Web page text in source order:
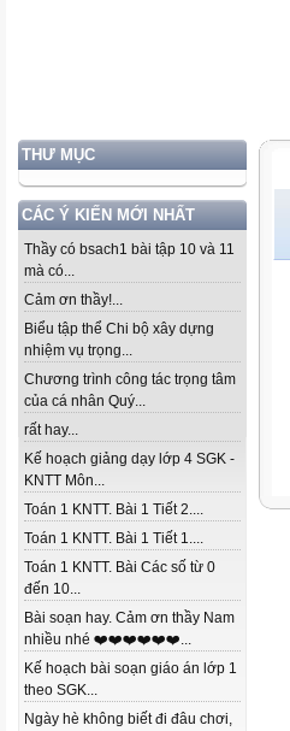
THƯ MỤC
CÁC Ý KIẾN MỚI NHẤT
Thầy có bsach1 bài tập 10 và 11
mà có...
Cảm ơn thầy!...
Biểu tập thể Chi bộ xây dựng
nhiệm vụ trọng...
Chương trình công tác trọng tâm
của cá nhân Quý...
rất hay...
Kế hoạch giảng dạy lớp 4 SGK -
KNTT Môn...
Toán 1 KNTT. Bài 1 Tiết 2....
Toán 1 KNTT. Bài 1 Tiết 1....
Toán 1 KNTT. Bài Các số từ 0
đến 10...
Bài soạn hay. Cảm ơn thầy Nam
nhiều nhé ❤️❤️❤️❤️❤️❤️...
Kế hoạch bài soạn giáo án lớp 1
theo SGK...
Ngày hè không biết đi đâu chơi,